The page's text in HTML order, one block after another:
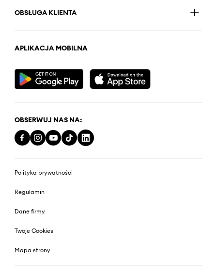
OBSŁUGA KLIENTA
APLIKACJA MOBILNA
OBSERWUJ NAS NA:
Polityka prywatności
Regulamin
Dane firmy
Twoje Cookies
Mapa strony